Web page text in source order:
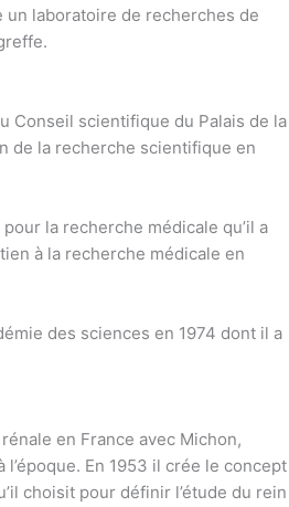
un laboratoire de recherches de
Conseil scientifique du Palais de la
de la recherche scientifique en
la recherche médicale qu’il a
à la recherche médicale en
des sciences en 1974 dont il a
en France avec Michon,
En 1953 il crée le concept
choisit pour définir l’étude du rein